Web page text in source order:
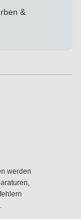
&
werden